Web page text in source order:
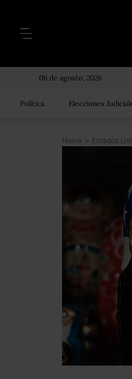
06 de agosto, 2026
Política Elecciones
Home >